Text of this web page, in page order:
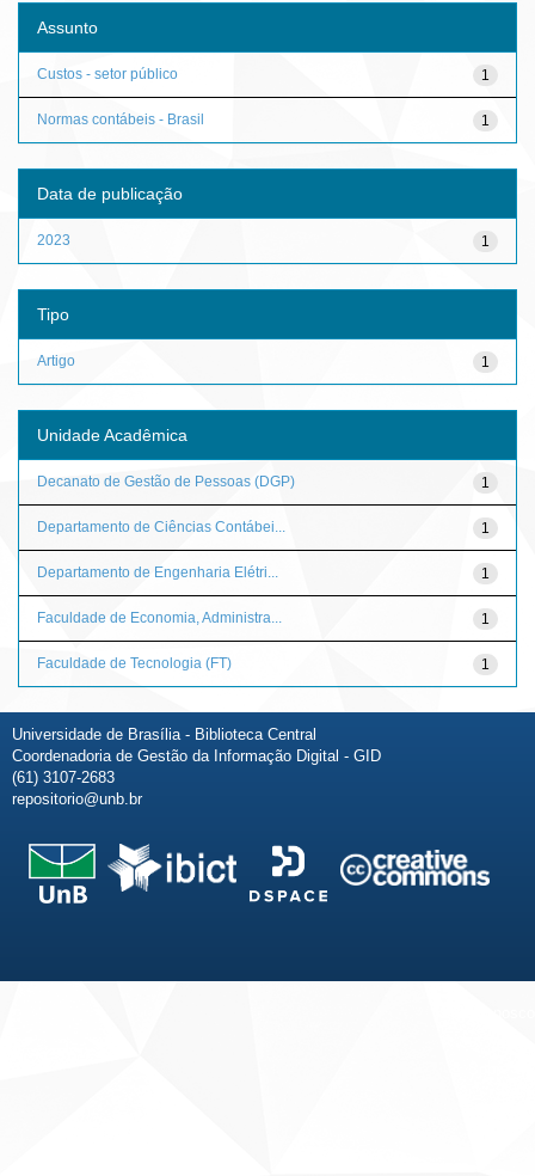
Assunto
1
Custos - setor público
1
Normas contábeis - Brasil
Data de publicação
1
2023
Tipo
1
Artigo
Unidade Acadêmica
1
Decanato de Gestão de Pessoas (DGP)
1
Departamento de Ciências Contábei...
1
Departamento de Engenharia Elétri...
1
Faculdade de Economia, Administra...
1
Faculdade de Tecnologia (FT)
Universidade de Brasília - Biblioteca Central
Coordenadoria de Gestão da Informação Digital - GID
(61) 3107-2683
repositorio@unb.br